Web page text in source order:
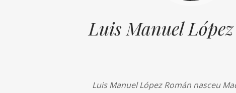
Luis Manuel
Luis Manuel López Román nasceu